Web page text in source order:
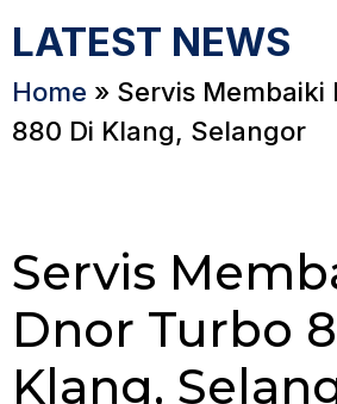
LATEST NEWS
Home » Servis Membaiki
880 Di Klang, Selangor
Servis
Dnor Turbo
Klang,